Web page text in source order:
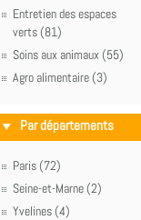
Entretien des espaces
verts (81)
Soins aux animaux (55)
Agro alimentaire (3)
Par départements
Paris (72)
Seine-et-Marne (2)
Yvelines (4)